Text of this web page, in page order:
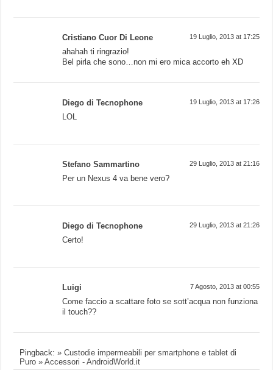
Cristiano Cuor Di Leone 19 Luglio, 2013 at 17:25
ahahah ti ringrazio!
Bel pirla che sono…non mi ero mica accorto eh XD
Diego di Tecnophone 19 Luglio, 2013 at 17:26
LOL
Stefano Sammartino 29 Luglio, 2013 at 21:16
Per un Nexus 4 va bene vero?
Diego di Tecnophone 29 Luglio, 2013 at 21:26
Certo!
Luigi 7 Agosto, 2013 at 00:55
Come faccio a scattare foto se sott’acqua non funziona
il touch??
Pingback:» Custodie impermeabili per smartphone e tablet di
Puro » Accessori - AndroidWorld.it